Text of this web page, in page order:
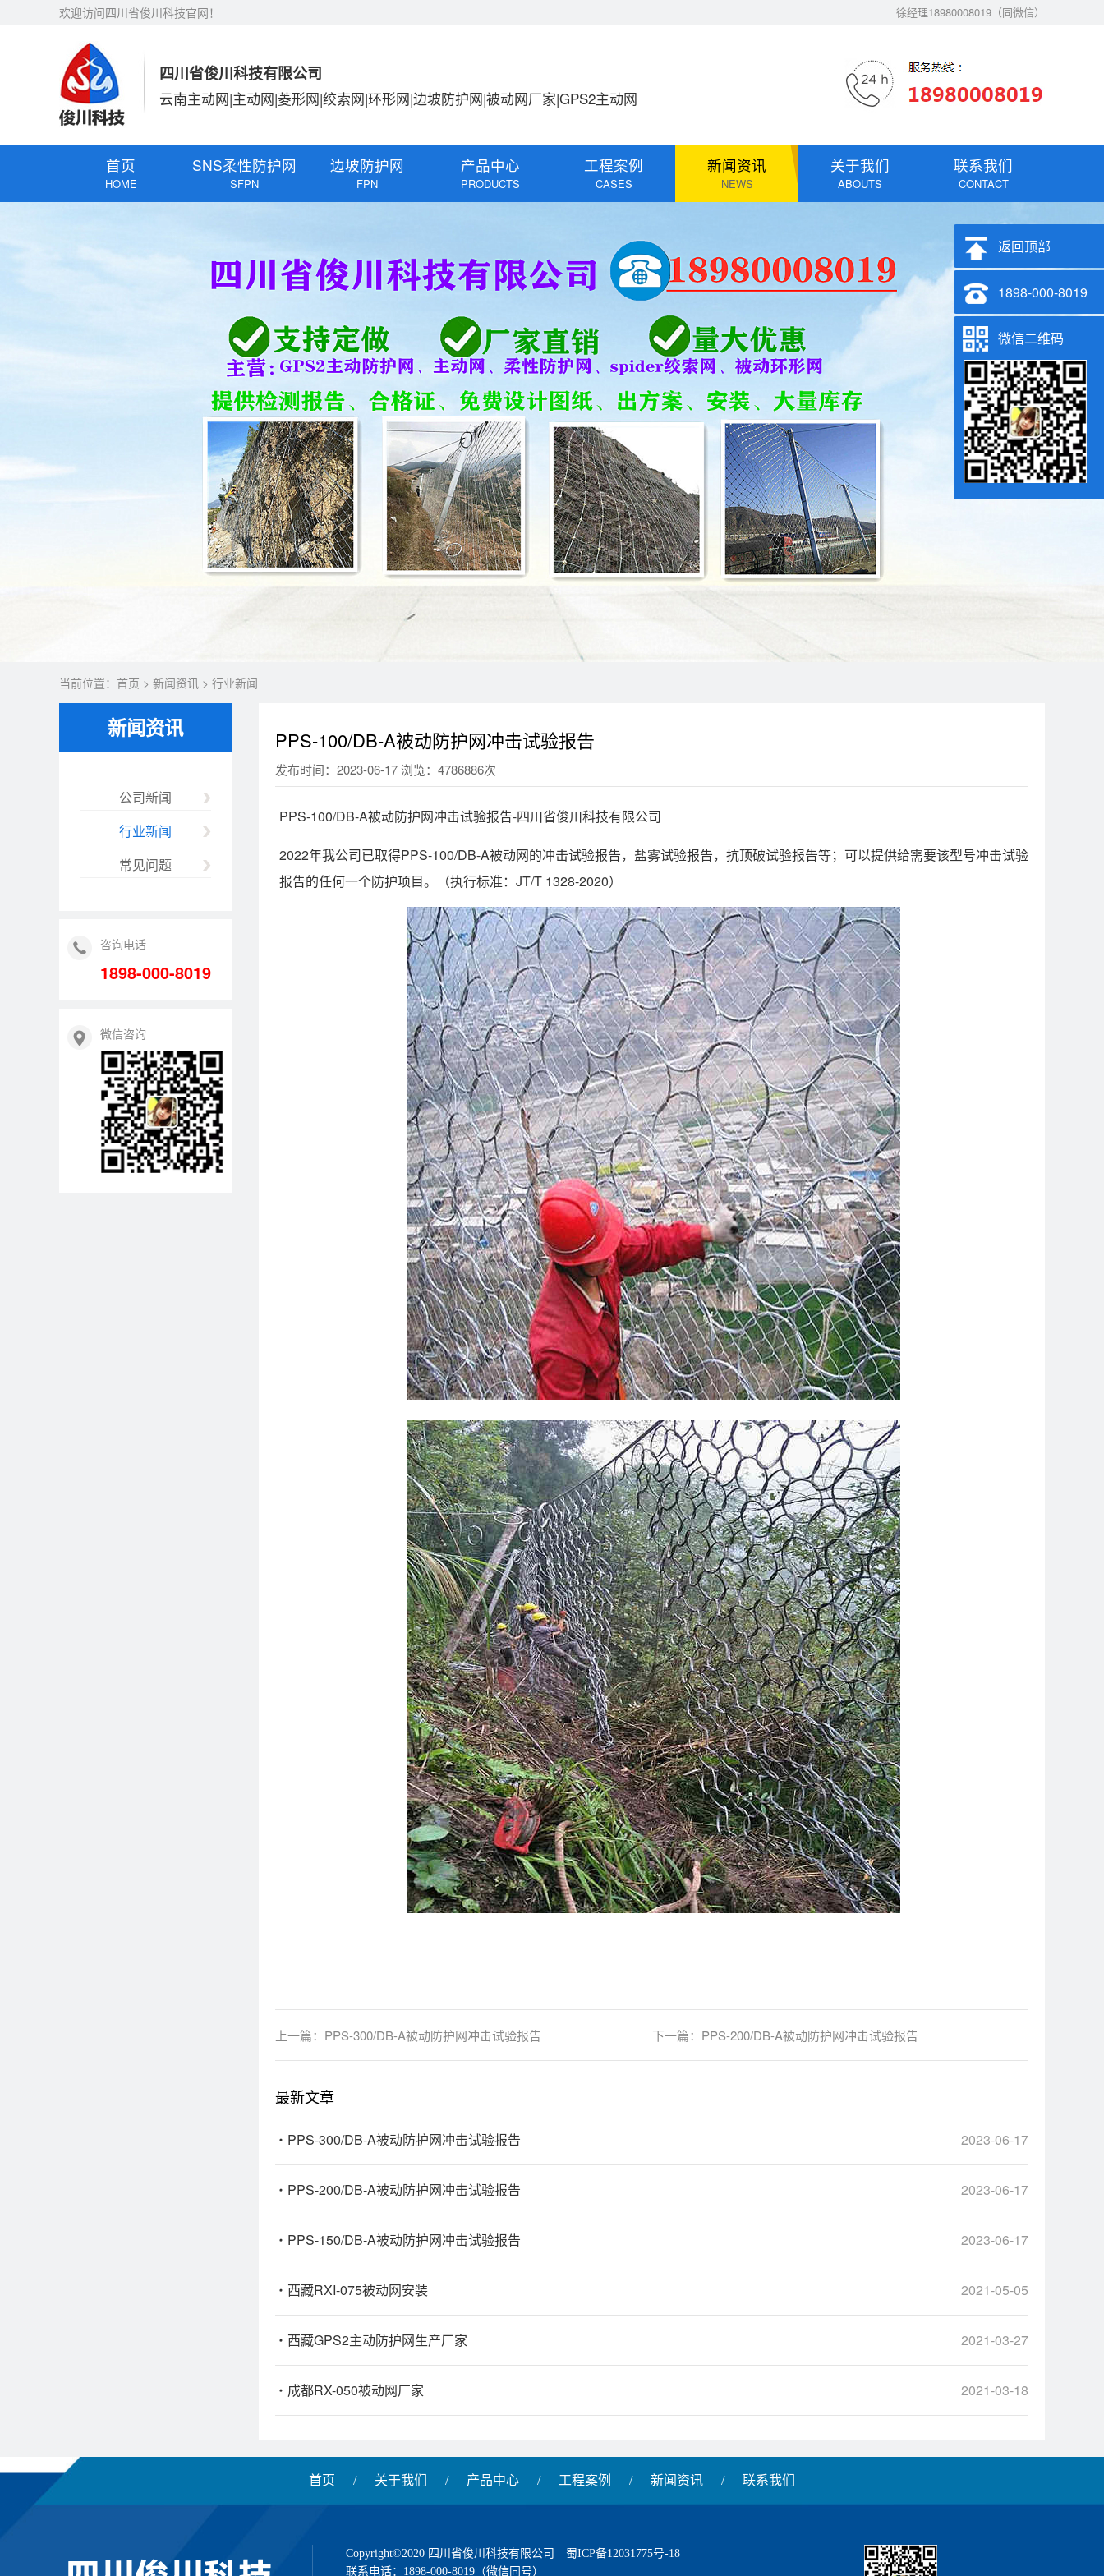
徐经理18980008019（同微信）
欢迎访问四川省俊川科技官网！
四川省俊川科技有限公司
云南主动网|主动网|菱形网|绞索网|环形网|边坡防护网|被动网厂家|GPS2主动网
首页
HOME
SNS柔性防护网
SFPN
边坡防护网
FPN
产品中心
PRODUCTS
工程案例
CASES
新闻资讯
NEWS
关于我们
ABOUTS
联系我们
CONTACT
当前位置： 首页 > 新闻资讯 > 行业新闻
新闻资讯
公司新闻
行业新闻
常见问题
咨询电话
1898-000-8019
微信咨询
PPS-100/DB-A被动防护网冲击试验报告
发布时间：2023-06-17 浏览：4786886次
PPS-100/DB-A被动防护网冲击试验报告-四川省俊川科技有限公司
2022年我公司已取得PPS-100/DB-A被动网的冲击试验报告，盐雾试验报告，抗顶破试验报告等；可以提供给需要该型号冲击试验
报告的任何一个防护项目。（执行标准：JT/T 1328-2020）
上一篇： PPS-300/DB-A被动防护网冲击试验报告 下一篇： PPS-200/DB-A被动防护网冲击试验报告
最新文章
2023-06-17
PPS-300/DB-A被动防护网冲击试验报告
2023-06-17
PPS-200/DB-A被动防护网冲击试验报告
2023-06-17
PPS-150/DB-A被动防护网冲击试验报告
2021-05-05
西藏RXI-075被动网安装
2021-03-27
西藏GPS2主动防护网生产厂家
2021-03-18
成都RX-050被动网厂家
首页 / 关于我们 / 产品中心 / 工程案例 / 新闻资讯 / 联系我们
Copyright©2020 四川省俊川科技有限公司 蜀ICP备12031775号-18
联系电话：1898-000-8019（微信同号）
返回顶部
1898-000-8019
微信二维码